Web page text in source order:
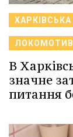
ЛОКОМОТИВ
В
значне
питання